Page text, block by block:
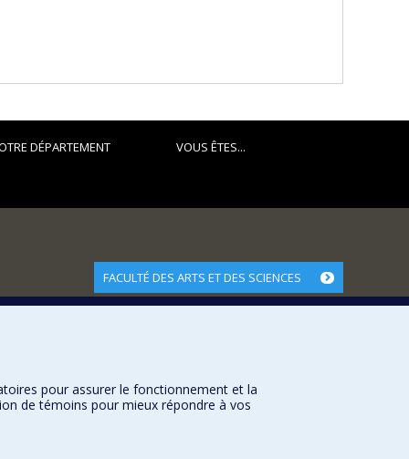
DÉPARTEMENT VOUS ÊTES...
FACULTÉ DES ARTS ET DES SCIENCES
Nos départements et écoles
pour assurer le fonctionnement et la
de témoins pour mieux répondre à vos